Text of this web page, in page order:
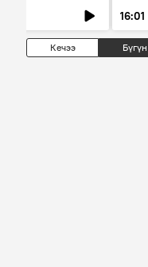
16:01
Кечээ Бүгүн